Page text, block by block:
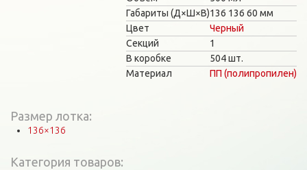
Габариты (Д×Ш×В)136 136 60 мм
Цвет
Черный
Секций
1
В коробке
504 шт.
Материал
ПП (полипропилен)
Размер лотка:
136×136
Категория товаров: